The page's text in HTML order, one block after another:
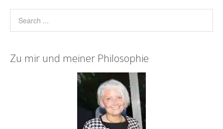
Zu mir und meiner Philosophie